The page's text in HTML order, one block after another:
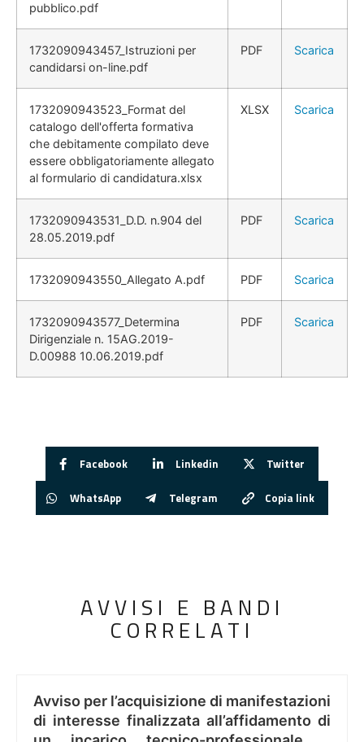
pubblico.pdf
1732090943457_Istruzioni per
candidarsi on-line.pdf
PDF Scarica
1732090943523_Format del
catalogo dell'offerta formativa
che debitamente compilato deve
essere obbligatoriamente allegato
al formulario di candidatura.xlsx
XLSX Scarica
1732090943531_D.D. n.904 del
28.05.2019.pdf
PDF Scarica
1732090943550_Allegato A.pdf PDF Scarica
1732090943577_Determina
Dirigenziale n. 15AG.2019-
D.00988 10.06.2019.pdf
PDF Scarica
Facebook Linkedin Twitter
WhatsApp Telegram Copia link
AVVISI E BANDI
CORRELATI
Avviso per l’acquisizione di manifestazioni
di interesse finalizzata all’affidamento di